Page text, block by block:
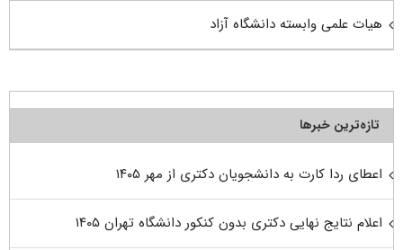
هیات علمی وابسته دانشگاه آزاد
تازه‌ترین خبرها
اعطای ردا کارت به دانشجویان دکتری از مهر ۱۴۰۵
اعلام نتایج نهایی دکتری بدون کنکور دانشگاه تهران ۱۴۰۵